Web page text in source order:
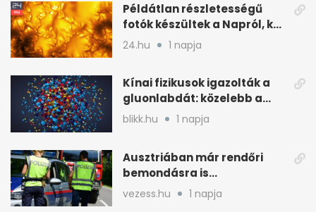
Példátlan részletességű
fotók készültek a Napról, két
rejtély is tisztulhat
24.hu 1 napja
Kínai fizikusok igazolták a
gluonlabdát: közelebb a
standard modellhez
blikk.hu 1 napja
Ausztriában már rendőri
bemondásra is
büntethetnek
gyorshajtásért
vezess.hu 1 napja